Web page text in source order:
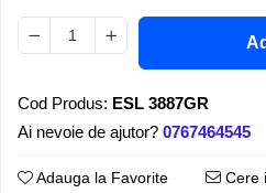
Cod Produs: ESL 3887GR
Ai nevoie de ajutor? 0767464545
Adauga la Favorite Cere